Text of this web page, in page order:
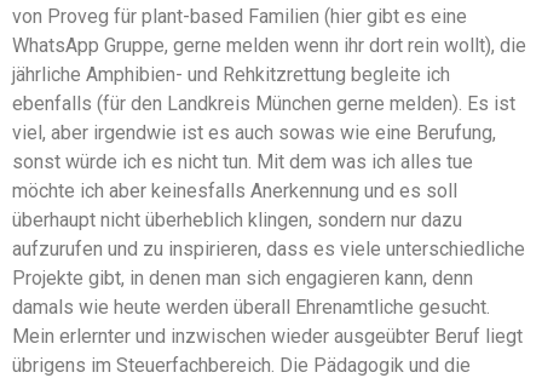
von Proveg für plant-based Familien (hier gibt es eine
WhatsApp Gruppe, gerne melden wenn ihr dort rein wollt), die
jährliche Amphibien- und Rehkitzrettung begleite ich
ebenfalls (für den Landkreis München gerne melden). Es ist
viel, aber irgendwie ist es auch sowas wie eine Berufung,
sonst würde ich es nicht tun. Mit dem was ich alles tue
möchte ich aber keinesfalls Anerkennung und es soll
überhaupt nicht überheblich klingen, sondern nur dazu
aufzurufen und zu inspirieren, dass es viele unterschiedliche
Projekte gibt, in denen man sich engagieren kann, denn
damals wie heute werden überall Ehrenamtliche gesucht.
Mein erlernter und inzwischen wieder ausgeübter Beruf liegt
übrigens im Steuerfachbereich. Die Pädagogik und die